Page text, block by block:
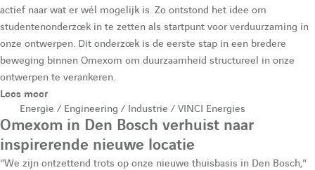
e
c
actief naar wat er wél mogelijk is. Zo ontstond het idee om
studentenonderzoek in te zetten als startpunt voor verduurzaming in
onze ontwerpen. Dit onderzoek is de eerste stap in een bredere
beweging binnen Omexom om duurzaamheid structureel in onze
ontwerpen te verankeren.
Lees meer
Energie / Engineering / Industrie / VINCI Energies
Omexom in Den Bosch verhuist naar
inspirerende nieuwe locatie
"We zijn ontzettend trots op onze nieuwe thuisbasis in Den Bosch,"